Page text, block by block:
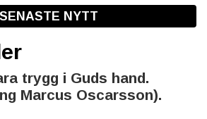
SENASTE NYTT
trygg i Guds hand.
Marcus Oscarsson).